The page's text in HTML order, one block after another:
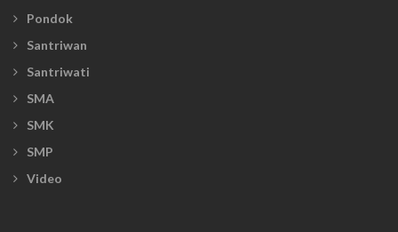
Pondok
Santriwan
Santriwati
SMA
SMK
SMP
Video